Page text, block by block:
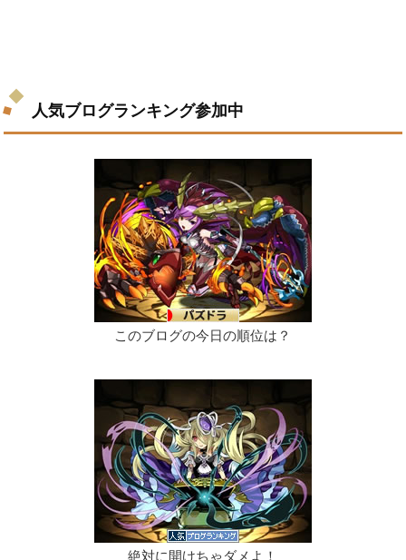
人気ブログランキング参加中
このブログの今日の順位は？
絶対に開けちゃダメよ！